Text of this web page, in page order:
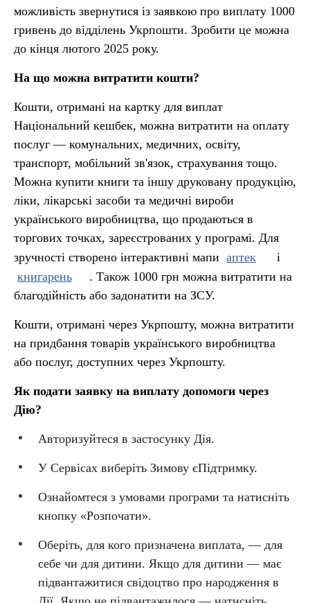
можливість звернутися із заявкою про виплату 1000
гривень до відділень Укрпошти. Зробити це можна
до кінця лютого 2025 року.
На що можна витратити кошти?
Кошти, отримані на картку для виплат
Національний кешбек, можна витратити на оплату
послуг — комунальних, медичних, освіту,
транспорт, мобільний зв'язок, страхування тощо.
Можна купити книги та іншу друковану продукцію,
ліки, лікарські засоби та медичні вироби
українського виробництва, що продаються в
торгових точках, зареєстрованих у програмі. Для
зручності створено інтерактивні мапи аптек
і
книгарень
. Також 1000 грн можна витратити на
благодійність або задонатити на ЗСУ.
Кошти, отримані через Укрпошту, можна витратити
на придбання товарів українського виробництва
або послуг, доступних через Укрпошту.
Як подати заявку на виплату допомоги через
Дію?
Авторизуйтеся в застосунку Дія.
У Сервісах виберіть Зимову єПідтримку.
Ознайомтеся з умовами програми та натисніть
кнопку «Розпочати».
Оберіть, для кого призначена виплата, — для
себе чи для дитини. Якщо для дитини — має
підвантажитися свідоцтво про народження в